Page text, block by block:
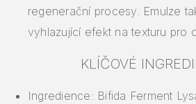
regenerační procesy. Emulze
vyhlazující efekt na texturu pro
KLÍČOVÉ
Ingredience: Bifida Ferment